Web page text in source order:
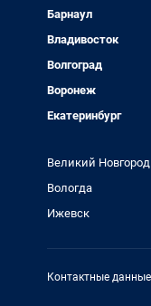
Барнаул
Владивосток
Волгоград
Воронеж
Екатеринбург
Великий Новгород
Вологда
Ижевск
Контактные